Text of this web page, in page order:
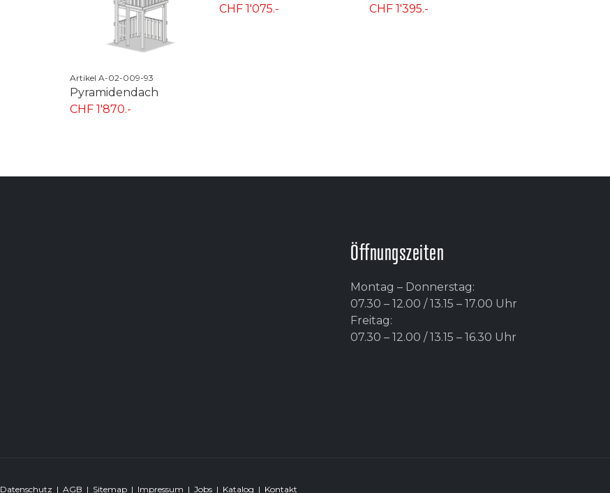
CHF 1'075.-
CHF 1'395.-
CHF 1'140.-
Öffnungszeiten
Montag – Donnerstag:
07.30 – 12.00 / 13.15 – 17.00 Uhr
Freitag:
07.30 – 12.00 / 13.15 – 16.30 Uhr
Datenschutz | AGB | Sitemap | Impressum | Jobs | Katalog | Kontakt